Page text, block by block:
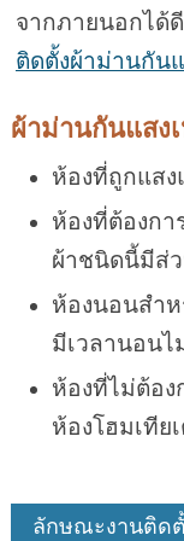
จากภายนอกได้
ติดตั้งผ้าม่านกัน
ผ้าม่านกันแสง
ห้องที่ถูกแสง
ห้องที่ต้องก
ผ้าชนิดนี้มีส่
ห้องนอนสำ
มีเวลานอนไ
ห้องที่ไม่ต้อง
ห้องโฮมเทีย
ลักษณะงานติด